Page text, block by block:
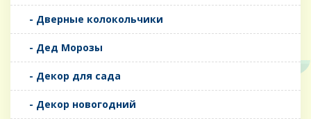
- Дверные колокольчики
- Дед Морозы
- Декор для сада
- Декор новогодний